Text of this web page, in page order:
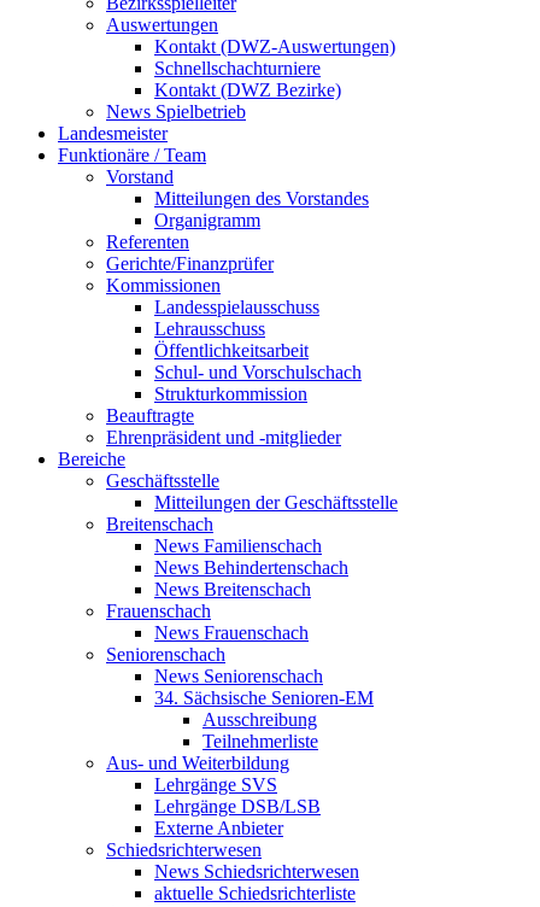
Auswertungen
Kontakt (DWZ-Auswertungen)
Schnellschachturniere
Kontakt (DWZ Bezirke)
News Spielbetrieb
Landesmeister
Funktionäre / Team
Vorstand
Mitteilungen des Vorstandes
Organigramm
Referenten
Gerichte/Finanzprüfer
Kommissionen
Landesspielausschuss
Lehrausschuss
Öffentlichkeitsarbeit
Schul- und Vorschulschach
Strukturkommission
Beauftragte
Ehrenpräsident und -mitglieder
Bereiche
Geschäftsstelle
Mitteilungen der Geschäftsstelle
Breitenschach
News Familienschach
News Behindertenschach
News Breitenschach
Frauenschach
News Frauenschach
Seniorenschach
News Seniorenschach
34. Sächsische Senioren-EM
Ausschreibung
Teilnehmerliste
Aus- und Weiterbildung
Lehrgänge SVS
Lehrgänge DSB/LSB
Externe Anbieter
Schiedsrichterwesen
News Schiedsrichterwesen
aktuelle Schiedsrichterliste